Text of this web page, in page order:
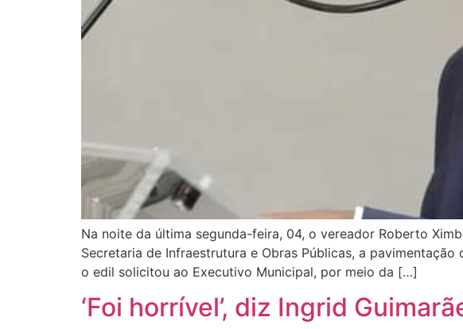
Na noite da última segunda-feira, 04, o vereador Roberto
Secretaria de Infraestrutura e Obras Públicas, a
o edil solicitou ao Executivo Municipal, por meio da […]
‘Foi horrível’, diz Ingrid